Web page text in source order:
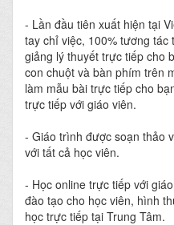
- Lần đầu tiên xuất hiện tại
tay chỉ việc, 100% tương tác
giảng lý thuyết trực tiếp cho
con chuột và bàn phím trên
làm mẫu bài trực tiếp cho
trực tiếp với giáo viên.
- Giáo trình được soạn thảo
với tất cả học viên.
- Học online trực tiếp với
đào tạo cho học viên, hình
học trực tiếp tại Trung Tâm.